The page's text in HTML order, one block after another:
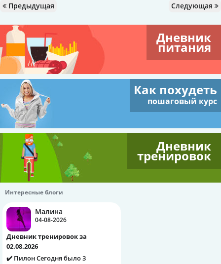
Предыдущая Следующая
Дневник
питания
Как похудеть
пошаговый курс
Дневник
тренировок
Интересные блоги
Малина
04-08-2026
Дневник тренировок за
02.08.2026
✔️ Пилон Сегодня было 3